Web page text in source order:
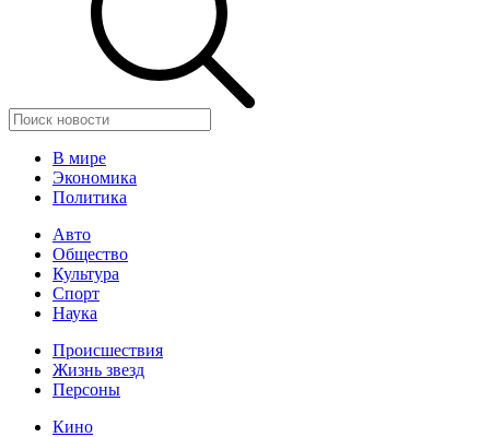
В мире
Экономика
Политика
Авто
Общество
Культура
Спорт
Наука
Происшествия
Жизнь звезд
Персоны
Кино